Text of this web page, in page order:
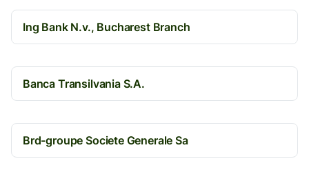
Ing Bank N.v., Bucharest Branch
Banca Transilvania S.A.
Brd-groupe Societe Generale Sa